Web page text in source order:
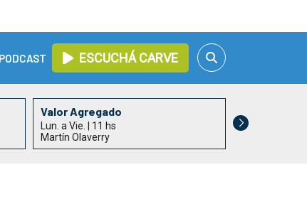
PODCAST ESCUCHÁ CARVE
Valor Agregado
Lun. a Vie. | 11 hs
Martín Olaverry
Lun. a Vie. | 13